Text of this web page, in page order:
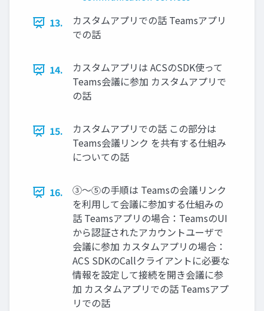
13.
カスタムアプリでの話 Teamsアプリ
での話
14.
カスタムアプリは ACSのSDK使って
Teams会議に参加 カスタムアプリで
の話
15.
カスタムアプリでの話 この部分は
Teams会議リンク を共有する仕組み
についての話
16.
③～⑤の手順は Teamsの会議リンク
を利用して会議に参加する仕組みの
話 Teamsアプリの場合：TeamsのUI
から認証されたアカウントユーザで
会議に参加 カスタムアプリの場合：
ACS SDKのCallクライアントに必要な
情報を設定して接続を開き会議に参
加 カスタムアプリでの話 Teamsアプ
リでの話